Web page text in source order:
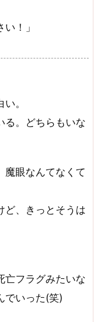
！」
。
る。どちらもいな
魔眼なんてなくて
ど、きっとそうは
亡フラグみたいな
でいった(笑)